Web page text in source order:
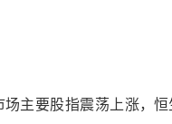
主要股指震荡上涨，恒